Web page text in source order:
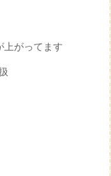
がってます